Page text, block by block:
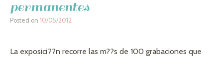
permanentes
Posted on 10/05/2012
La exposici??n recorre las m??s de 100 grabaciones que